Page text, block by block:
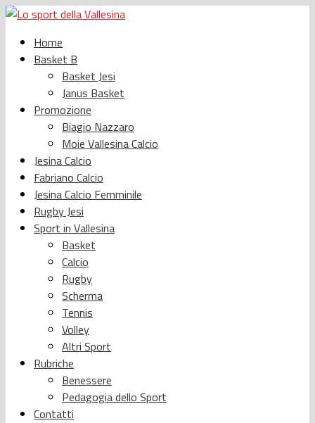
Home
Basket B
Basket Jesi
Janus Basket
Promozione
Biagio Nazzaro
Moie Vallesina Calcio
Jesina Calcio
Fabriano Calcio
Jesina Calcio Femminile
Rugby Jesi
Sport in Vallesina
Basket
Calcio
Rugby
Scherma
Tennis
Volley
Altri Sport
Rubriche
Benessere
Pedagogia dello Sport
Contatti